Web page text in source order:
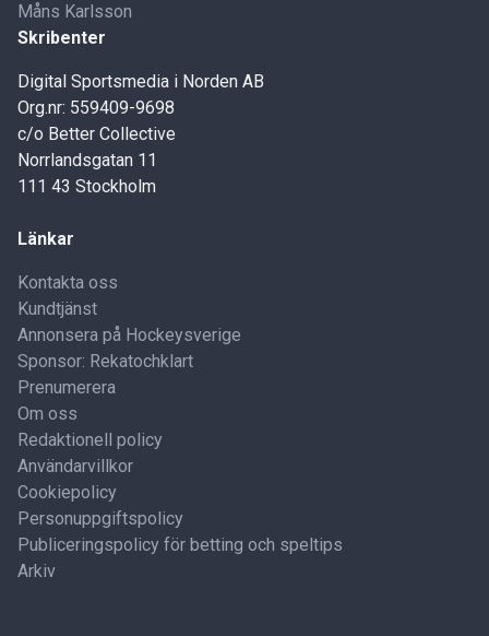
Måns Karlsson
Skribenter
Digital Sportsmedia i Norden AB
Org.nr: 559409-9698
c/o Better Collective
Norrlandsgatan 11
111 43 Stockholm
Länkar
Kontakta oss
Kundtjänst
Annonsera på Hockeysverige
Sponsor: Rekatochklart
Prenumerera
Om oss
Redaktionell policy
Användarvillkor
Cookiepolicy
Personuppgiftspolicy
Publiceringspolicy för betting och speltips
Arkiv